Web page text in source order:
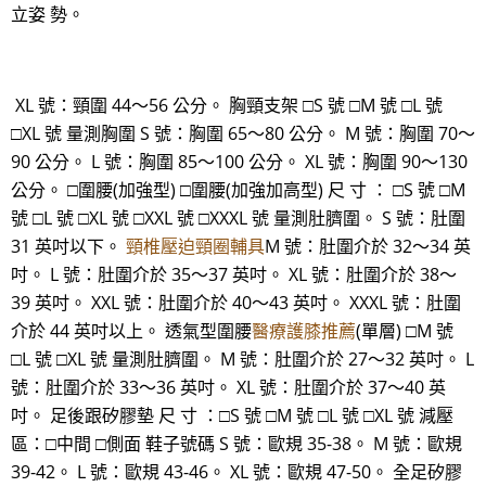
立姿 勢。
XL 號：頸圍 44～56 公分。 胸頸支架 □S 號 □M 號 □L 號
□XL 號 量測胸圍 S 號：胸圍 65～80 公分。 M 號：胸圍 70～
90 公分。 L 號：胸圍 85～100 公分。 XL 號：胸圍 90～130
公分。 □圍腰(加強型) □圍腰(加強加高型) 尺 寸 ： □S 號 □M
號 □L 號 □XL 號 □XXL 號 □XXXL 號 量測肚臍圍。 S 號：肚圍
31 英吋以下。 頸椎壓迫頸圈輔具M 號：肚圍介於 32～34 英
吋。 L 號：肚圍介於 35～37 英吋。 XL 號：肚圍介於 38～
39 英吋。 XXL 號：肚圍介於 40～43 英吋。 XXXL 號：肚圍
介於 44 英吋以上。 透氣型圍腰醫療護膝推薦(單層) □M 號
□L 號 □XL 號 量測肚臍圍。 M 號：肚圍介於 27～32 英吋。 L
號：肚圍介於 33～36 英吋。 XL 號：肚圍介於 37～40 英
吋。 足後跟矽膠墊 尺 寸 ：□S 號 □M 號 □L 號 □XL 號 減壓
區：□中間 □側面 鞋子號碼 S 號：歐規 35-38。 M 號：歐規
39-42。 L 號：歐規 43-46。 XL 號：歐規 47-50。 全足矽膠